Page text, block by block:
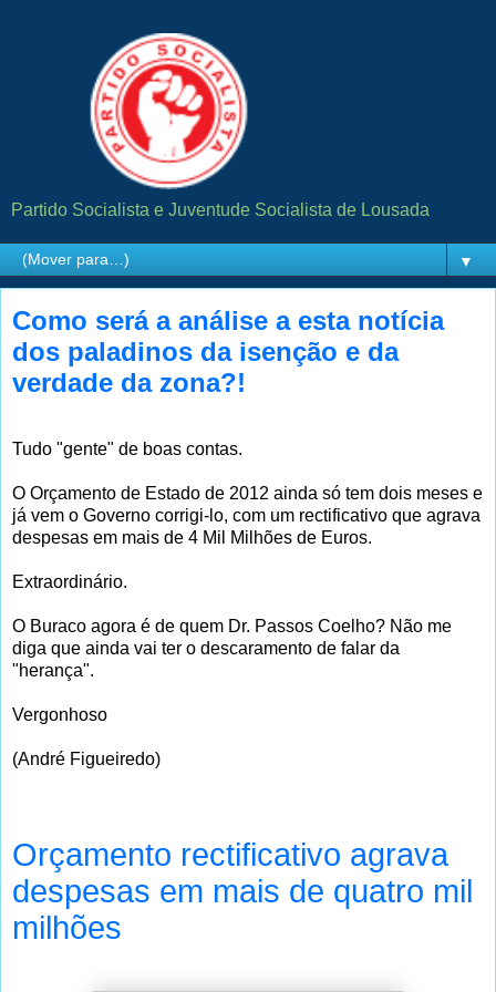
Partido Socialista e Juventude Socialista de Lousada
▼
Como será a análise a esta notícia
dos paladinos da isenção e da
verdade da zona?!
Tudo "gente" de boas contas.
O Orçamento de Estado de 2012 ainda só tem dois meses e
já vem o Governo corrigi-lo, com um rectificativo que agrava
despesas em mais de 4 Mil Milhões de Euros.
Extraordinário.
O Buraco agora é de quem Dr. Passos Coelho? Não me
diga que ainda vai ter o descaramento de falar da
"herança".
Vergonhoso
(André Figueiredo)
Orçamento rectificativo agrava
despesas em mais de quatro mil
milhões